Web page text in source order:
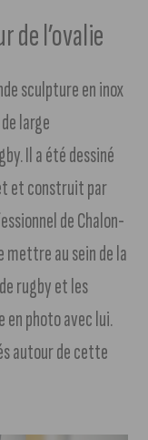
de l’ovalie
sculpture en inox
large
Il a été dessiné
et construit par
de Chalon-
mettre au sein de la
rugby et les
photo avec lui.
autour de cette